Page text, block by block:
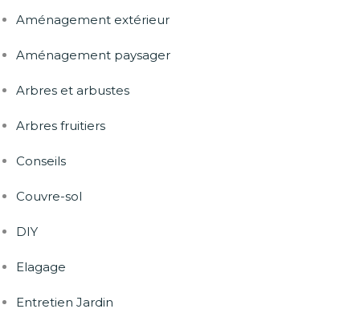
Aménagement extérieur
Aménagement paysager
Arbres et arbustes
Arbres fruitiers
Conseils
Couvre-sol
DIY
Elagage
Entretien Jardin